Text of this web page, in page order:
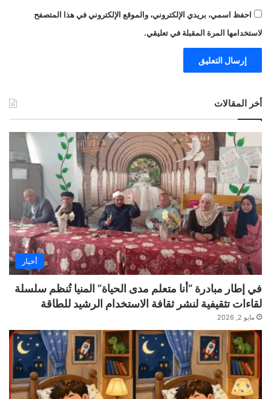
احفظ اسمي، بريدي الإلكتروني، والموقع الإلكتروني في هذا المتصفح
لاستخدامها المرة المقبلة في تعليقي.
أخر المقالات
أخبار
في إطار مبادرة “أنا متعلم مدى الحياة” المنيا تُنظم سلسلة
لقاءات تثقيفية لنشر ثقافة الاستخدام الرشيد للطاقة
مايو 2, 2026